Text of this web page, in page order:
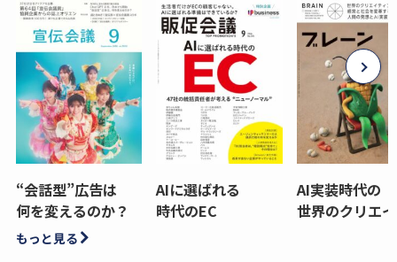
“会話型”広告は
何を変えるのか？
AIに選ばれる
時代のEC
AI実装時代の
世界のクリエ
もっと見る